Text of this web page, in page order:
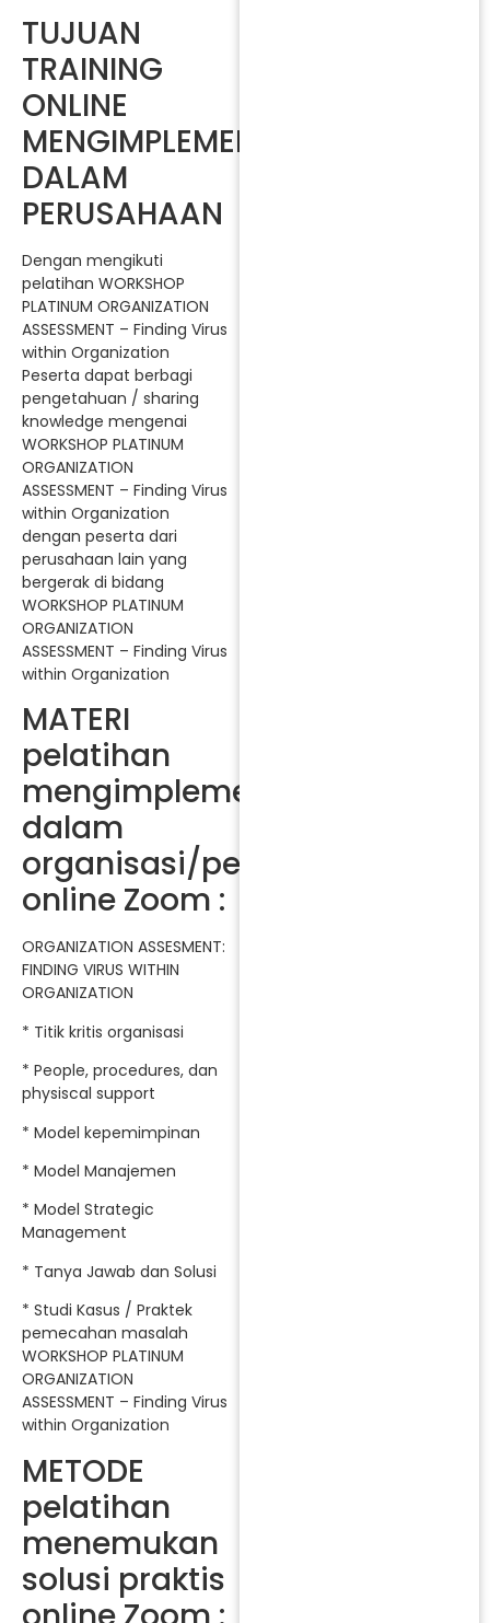
TUJUAN
TRAINING
ONLINE
MENGIMPLEMENTASIKAN
DALAM
PERUSAHAAN
Dengan mengikuti
pelatihan WORKSHOP
PLATINUM ORGANIZATION
ASSESSMENT – Finding Virus
within Organization
Peserta dapat berbagi
pengetahuan / sharing
knowledge mengenai
WORKSHOP PLATINUM
ORGANIZATION
ASSESSMENT – Finding Virus
within Organization
dengan peserta dari
perusahaan lain yang
bergerak di bidang
WORKSHOP PLATINUM
ORGANIZATION
ASSESSMENT – Finding Virus
within Organization
MATERI
pelatihan
mengimplementasikan
dalam
organisasi/perusahaan
online Zoom :
ORGANIZATION ASSESMENT:
FINDING VIRUS WITHIN
ORGANIZATION
* Titik kritis organisasi
* People, procedures, dan
physiscal support
* Model kepemimpinan
* Model Manajemen
* Model Strategic
Management
* Tanya Jawab dan Solusi
* Studi Kasus / Praktek
pemecahan masalah
WORKSHOP PLATINUM
ORGANIZATION
ASSESSMENT – Finding Virus
within Organization
METODE
pelatihan
menemukan
solusi praktis